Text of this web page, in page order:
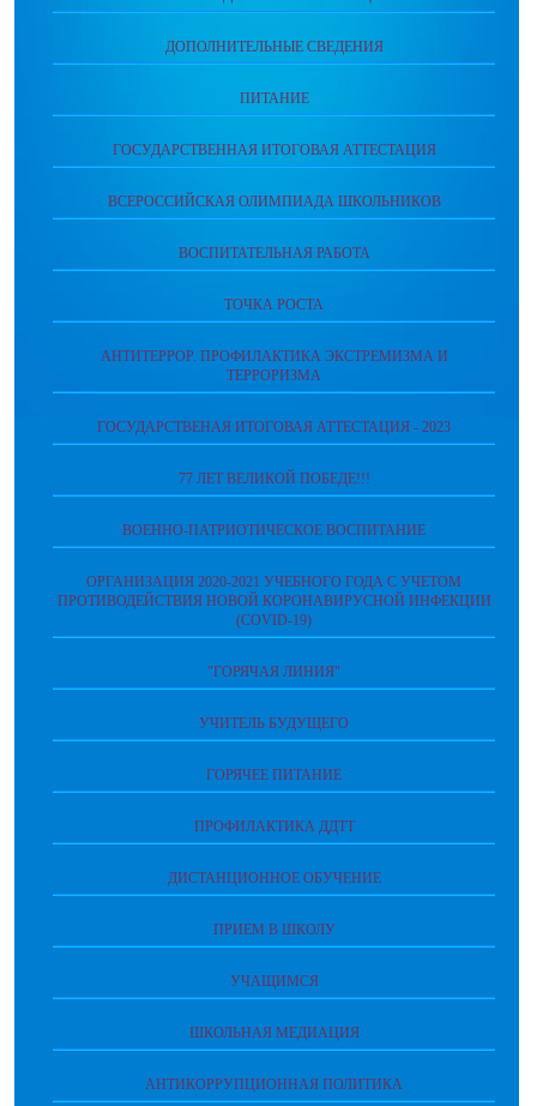
ДОПОЛНИТЕЛЬНЫЕ СВЕДЕНИЯ
ПИТАНИЕ
ГОСУДАРСТВЕННАЯ ИТОГОВАЯ АТТЕСТАЦИЯ
ВСЕРОССИЙСКАЯ ОЛИМПИАДА ШКОЛЬНИКОВ
ВОСПИТАТЕЛЬНАЯ РАБОТА
ТОЧКА РОСТА
АНТИТЕРРОР. ПРОФИЛАКТИКА ЭКСТРЕМИЗМА И
ТЕРРОРИЗМА
ГОСУДАРСТВЕНАЯ ИТОГОВАЯ АТТЕСТАЦИЯ - 2023
77 ЛЕТ ВЕЛИКОЙ ПОБЕДЕ!!!
ВОЕННО-ПАТРИОТИЧЕСКОЕ ВОСПИТАНИЕ
ОРГАНИЗАЦИЯ 2020-2021 УЧЕБНОГО ГОДА С УЧЕТОМ
ПРОТИВОДЕЙСТВИЯ НОВОЙ КОРОНАВИРУСНОЙ ИНФЕКЦИИ
(COVID-19)
"ГОРЯЧАЯ ЛИНИЯ"
УЧИТЕЛЬ БУДУЩЕГО
ГОРЯЧЕЕ ПИТАНИЕ
ПРОФИЛАКТИКА ДДТТ
ДИСТАНЦИОННОЕ ОБУЧЕНИЕ
ПРИЕМ В ШКОЛУ
УЧАЩИМСЯ
ШКОЛЬНАЯ МЕДИАЦИЯ
АНТИКОРРУПЦИОННАЯ ПОЛИТИКА